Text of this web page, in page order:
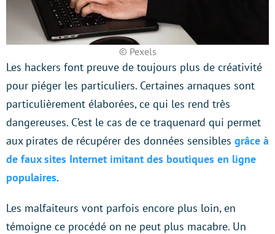
© Pexels
Les hackers font preuve de toujours plus de créativité
pour piéger les particuliers. Certaines arnaques sont
particulièrement élaborées, ce qui les rend très
dangereuses. C’est le cas de ce traquenard qui permet
aux pirates de récupérer des données sensibles grâce à
de faux sites Internet imitant des boutiques en ligne
populaires.
Les malfaiteurs vont parfois encore plus loin, en
témoigne ce procédé on ne peut plus macabre. Un